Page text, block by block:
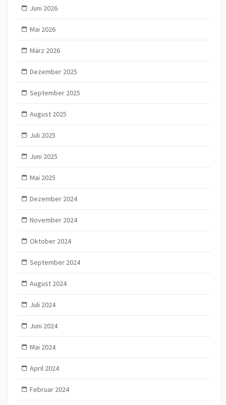
Juni 2026
Mai 2026
März 2026
Dezember 2025
September 2025
August 2025
Juli 2025
Juni 2025
Mai 2025
Dezember 2024
November 2024
Oktober 2024
September 2024
August 2024
Juli 2024
Juni 2024
Mai 2024
April 2024
Februar 2024